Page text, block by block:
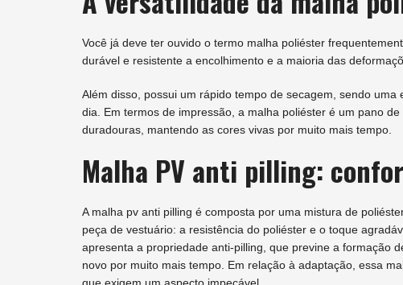
Você já deve ter ouvido o termo malha poliéster
durável e resistente a encolhimento e a maioria das
Além disso, possui um rápido tempo de secagem, sendo
dia. Em termos de impressão, a malha poliéster é um pano
duradouras, mantendo as cores vivas por muito mais tempo.
Malha PV anti pilling:
A malha pv anti pilling é composta por uma mistura de
peça de vestuário: a resistência do poliéster e o toque
apresenta a propriedade anti-pilling, que previne a formação
novo por muito mais tempo. Em relação à adaptação, essa